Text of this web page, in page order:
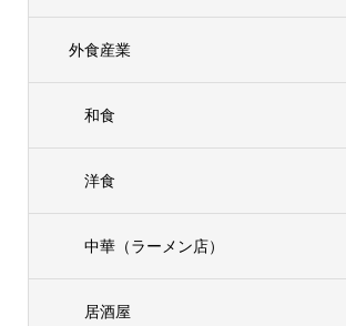
外食産業
和食
洋食
中華（ラーメン店）
居酒屋